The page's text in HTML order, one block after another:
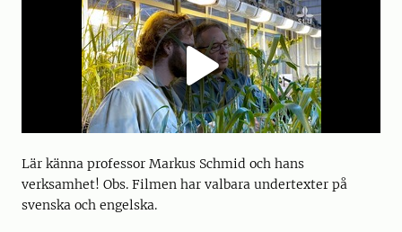
Lär känna professor Markus Schmid och hans
verksamhet! Obs. Filmen har valbara undertexter på
svenska och engelska.